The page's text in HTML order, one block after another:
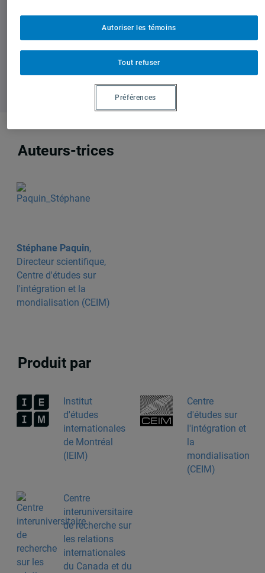
Auteurs-trices
Stéphane Paquin,
Directeur scientifique,
Centre d'études sur
l'intégration et la
mondialisation (CEIM)
Produit par
Institut
d'études
internationales
de Montréal
(IEIM)
Centre
d'études sur
l'intégration et
la
mondialisation
(CEIM)
Centre
interuniversitaire
de recherche sur
les relations
internationales
du Canada et du
Tout refuser
Autoriser les témoins
Préférences